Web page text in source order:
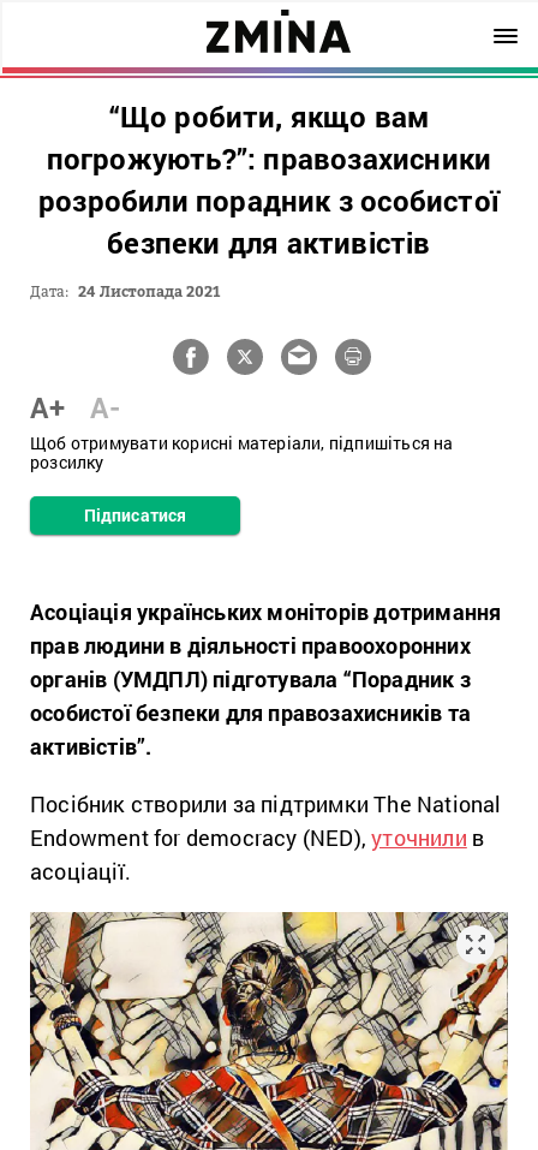
“Що робити, якщо вам
погрожують?”: правозахисники
розробили порадник з особистої
безпеки для активістів
Дата: 24 Листопада 2021
A+ A-
Щоб отримувати корисні матеріали, підпишіться на
розсилку
Підписатися
Асоціація українських моніторів дотримання
прав людини в діяльності правоохоронних
органів (УМДПЛ) підготувала “Порадник з
особистої безпеки для правозахисників та
активістів”.
Посібник створили за підтримки The National
Endowment for democracy (NED),уточнили в
асоціації.